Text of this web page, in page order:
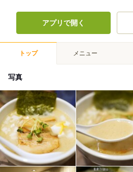
アプリで開く
トップ メニュー
写真